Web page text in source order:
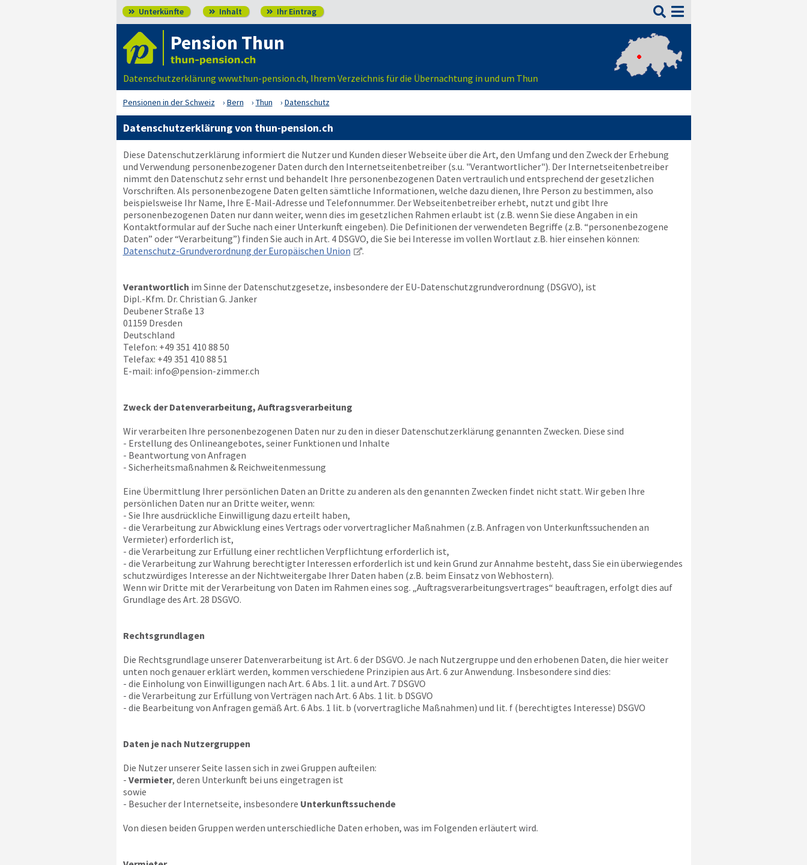
 Unterkünfte  Inhalt  Ihr Eintrag 
Pension Thun
Datenschutzerklärung www.thun-pension.ch, Ihrem Verzeichnis für die Übernachtung in und um Thun
Pensionen in der Schweiz Bern Thun Datenschutz
Datenschutzerklärung von thun-pension.ch
Diese Datenschutzerklärung informiert die Nutzer und Kunden dieser Webseite über die Art, den Umfang und den Zweck der Erhebung
und Verwendung personenbezogener Daten durch den Internetseitenbetreiber (s.u. "Verantwortlicher"). Der Internetseitenbetreiber
nimmt den Datenschutz sehr ernst und behandelt Ihre personenbezogenen Daten vertraulich und entsprechend der gesetzlichen
Vorschriften. Als personenbezogene Daten gelten sämtliche Informationen, welche dazu dienen, Ihre Person zu bestimmen, also
beispielsweise Ihr Name, Ihre E-Mail-Adresse und Telefonnummer. Der Webseitenbetreiber erhebt, nutzt und gibt Ihre
personenbezogenen Daten nur dann weiter, wenn dies im gesetzlichen Rahmen erlaubt ist (z.B. wenn Sie diese Angaben in ein
Kontaktformular auf der Suche nach einer Unterkunft eingeben). Die Definitionen der verwendeten Begriffe (z.B. “personenbezogene
Daten” oder “Verarbeitung”) finden Sie auch in Art. 4 DSGVO, die Sie bei Interesse im vollen Wortlaut z.B. hier einsehen können:
Datenschutz-Grundverordnung der Europäischen Union
.
Verantwortlich im Sinne der Datenschutzgesetze, insbesondere der EU-Datenschutzgrundverordnung (DSGVO), ist
Dipl.-Kfm. Dr. Christian G. Janker
Deubener Straße 13
01159 Dresden
Deutschland
Telefon: +49 351 410 88 50
Telefax: +49 351 410 88 51
E-mail: info@pension-zimmer.ch
Zweck der Datenverarbeitung, Auftragsverarbeitung
Wir verarbeiten Ihre personenbezogenen Daten nur zu den in dieser Datenschutzerklärung genannten Zwecken. Diese sind
- Erstellung des Onlineangebotes, seiner Funktionen und Inhalte
- Beantwortung von Anfragen
- Sicherheitsmaßnahmen & Reichweitenmessung
Eine Übermittlung Ihrer persönlichen Daten an Dritte zu anderen als den genannten Zwecken findet nicht statt. Wir geben Ihre
persönlichen Daten nur an Dritte weiter, wenn:
- Sie Ihre ausdrückliche Einwilligung dazu erteilt haben,
- die Verarbeitung zur Abwicklung eines Vertrags oder vorvertraglicher Maßnahmen (z.B. Anfragen von Unterkunftssuchenden an
Vermieter) erforderlich ist,
- die Verarbeitung zur Erfüllung einer rechtlichen Verpflichtung erforderlich ist,
- die Verarbeitung zur Wahrung berechtigter Interessen erforderlich ist und kein Grund zur Annahme besteht, dass Sie ein überwiegendes
schutzwürdiges Interesse an der Nichtweitergabe Ihrer Daten haben (z.B. beim Einsatz von Webhostern).
Wenn wir Dritte mit der Verarbeitung von Daten im Rahmen eines sog. „Auftragsverarbeitungsvertrages“ beauftragen, erfolgt dies auf
Grundlage des Art. 28 DSGVO.
Rechtsgrundlagen
Die Rechtsgrundlage unserer Datenverarbeitung ist Art. 6 der DSGVO. Je nach Nutzergruppe und den erhobenen Daten, die hier weiter
unten noch genauer erklärt werden, kommen verschiedene Prinzipien aus Art. 6 zur Anwendung. Insbesondere sind dies:
- die Einholung von Einwilligungen nach Art. 6 Abs. 1 lit. a und Art. 7 DSGVO
- die Verarbeitung zur Erfüllung von Verträgen nach Art. 6 Abs. 1 lit. b DSGVO
- die Bearbeitung von Anfragen gemäß Art. 6 Abs. 1 lit. b (vorvertragliche Maßnahmen) und lit. f (berechtigtes Interesse) DSGVO
Daten je nach Nutzergruppen
Die Nutzer unserer Seite lassen sich in zwei Gruppen aufteilen:
- Vermieter, deren Unterkunft bei uns eingetragen ist
sowie
- Besucher der Internetseite, insbesondere Unterkunftssuchende
Von diesen beiden Gruppen werden unterschiedliche Daten erhoben, was im Folgenden erläutert wird.